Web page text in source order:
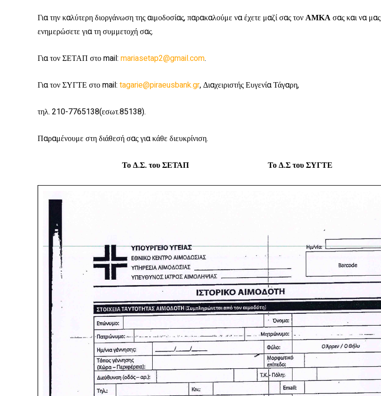
Για την καλύτερη διοργάνωση της αιμοδοσίας, παρακαλούμε να έχετε μαζί σας τονΑΜΚΑσας και να μας
ενημερώσετε για τη συμμετοχή σας.
Για τον ΣΕΤΑΠ στο mail: mariasetap2@gmail.com.
Για τον ΣΥΓΤΕ στο mail: tagarie@piraeusbank.gr, Διαχειριστής Ευγενία Τάγαρη,
τηλ. 210-7765138(εσωτ.85138).
Παραμένουμε στη διάθεσή σας για κάθε διευκρίνιση.
Το Δ.Σ. του ΣΕΤΑΠ Το Δ.Σ του ΣΥΓΤΕ